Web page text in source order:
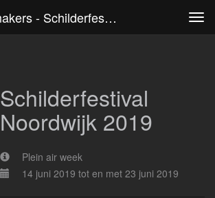
Jacob Kerssemakers - Schilderfestival Noordwijk 2019
Schilderfestival
Noordwijk 2019
Plein air week
14 juni 2019 tot en met 23 juni 2019